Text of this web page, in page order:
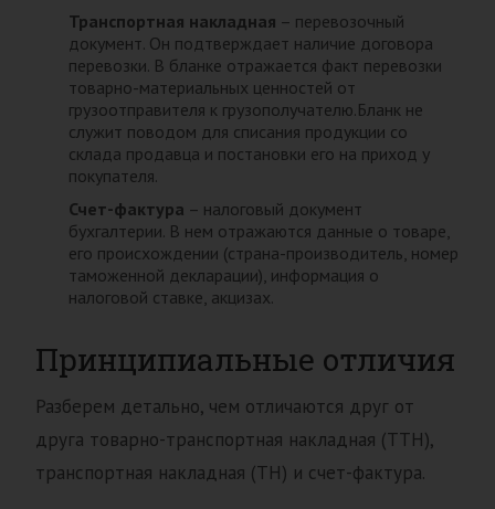
Транспортная накладная – перевозочный
документ. Он подтверждает наличие договора
перевозки. В бланке отражается факт перевозки
товарно-материальных ценностей от
грузоотправителя к грузополучателю.Бланк не
служит поводом для списания продукции со
склада продавца и постановки его на приход у
покупателя.
Счет-фактура – налоговый документ
бухгалтерии. В нем отражаются данные о товаре,
его происхождении (страна-производитель, номер
таможенной декларации), информация о
налоговой ставке, акцизах.
Принципиальные отличия
Разберем детально, чем отличаются друг от
друга товарно-транспортная накладная (ТТН),
транспортная накладная (ТН) и счет-фактура.